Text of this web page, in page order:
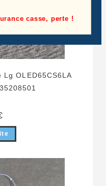
OLED65CS6LA
casse, perte !